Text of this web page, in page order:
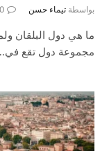
بواسطة تيماء حسن 0
ما هي دول البلقان
مجموعة دول تقع